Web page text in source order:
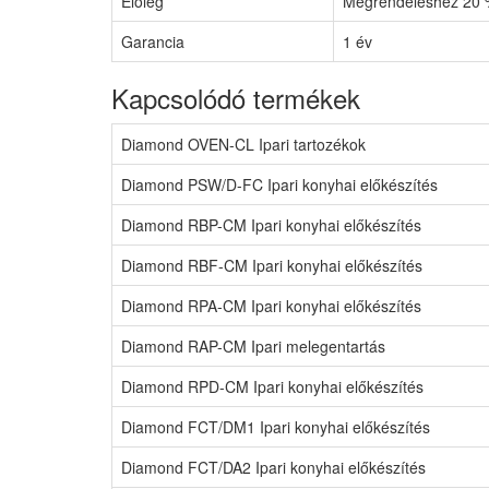
Garancia
1 év
Kapcsolódó termékek
Diamond OVEN-CL Ipari tartozékok
Diamond PSW/D-FC Ipari konyhai előkészítés
Diamond RBP-CM Ipari konyhai előkészítés
Diamond RBF-CM Ipari konyhai előkészítés
Diamond RPA-CM Ipari konyhai előkészítés
Diamond RAP-CM Ipari melegentartás
Diamond RPD-CM Ipari konyhai előkészítés
Diamond FCT/DM1 Ipari konyhai előkészítés
Diamond FCT/DA2 Ipari konyhai előkészítés